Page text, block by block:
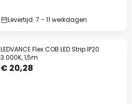
Levertijd: 7 - 11 werkdagen
LEDVANCE Flex COB LED Strip IP20
3.000K, 1,5m
€ 20,28